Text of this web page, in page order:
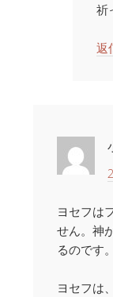
祈
返
ヨセフは
せん。神
るのです
ヨセフは